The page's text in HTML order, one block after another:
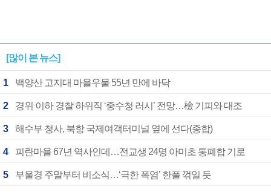
[많이 본 뉴스]
1 백양산 고지대 마을우물 55년 만에 바닥
2 경위 이하 경찰 하위직 ‘중수청 러시’ 전망…檢 기피와 대조
3 해수부 청사, 북항 국제여객터미널 옆에 선다(종합)
4 피란마을 67년 역사인데…전교생 24명 아미초 통폐합 기로
5 부울경 주말부터 비소식…‘극한 폭염’ 한풀 꺾일 듯